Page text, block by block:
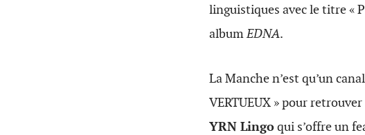
linguistiques avec le titre «
albumEDNA.
La Manche n’est qu’un
VERTUEUX » pour
YRN Lingoqui s’offre un